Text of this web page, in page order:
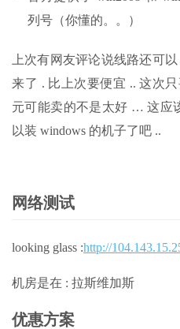
列号（你懂的。。）
上次有网友评论说线路还可
来了 . 比上次要便宜 .. 这次
元可能卖的不是太好 … 这应
以装 windows 的机子了吧 ..
网络测试
looking glass :http://
机房是在 : 拉斯维加斯
优惠方案